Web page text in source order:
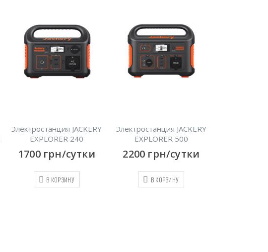
Электростанция JACKERY
EXPLORER 240
1700 грн/сутки
В КОРЗИНУ
Электростанция JACKERY
EXPLORER 500
2200 грн/сутки
В КОРЗИНУ